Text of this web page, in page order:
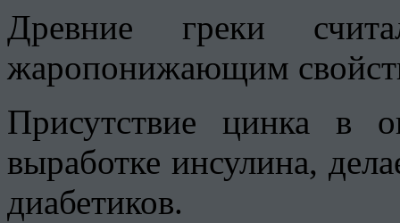
Древние греки
жаропонижающим
Присутствие цинка в
выработке инсулина,
диабетиков.